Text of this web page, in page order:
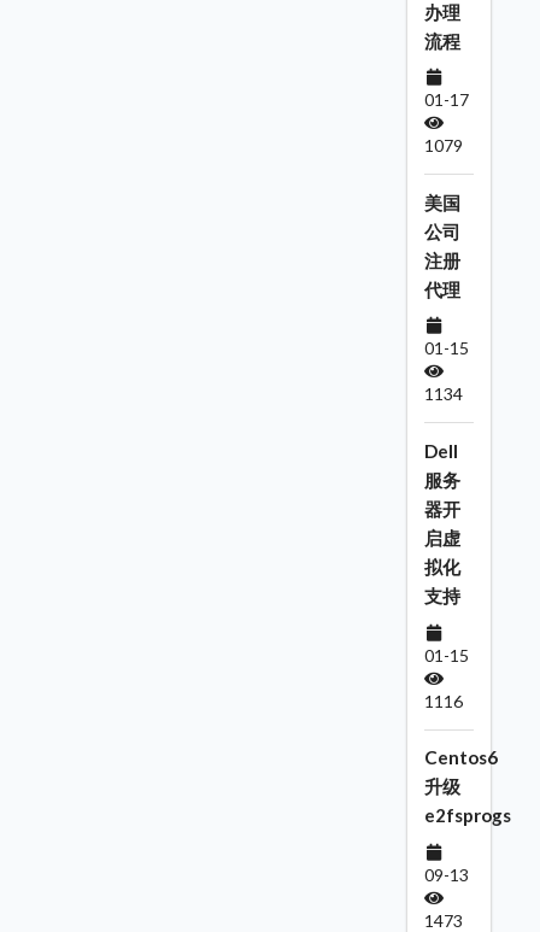
办理
流程
01-17
1079
美国
公司
注册
代理
01-15
1134
Dell
服务
器开
启虚
拟化
支持
01-15
1116
Centos6
升级
e2fsprogs
09-13
1473